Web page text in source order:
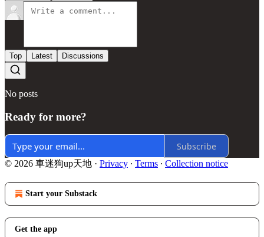
Top Latest Discussions
No posts
Ready for more?
Subscribe
© 2026 車迷狗up天地 · Privacy ∙ Terms ∙ Collection notice
Start your Substack
Get the app